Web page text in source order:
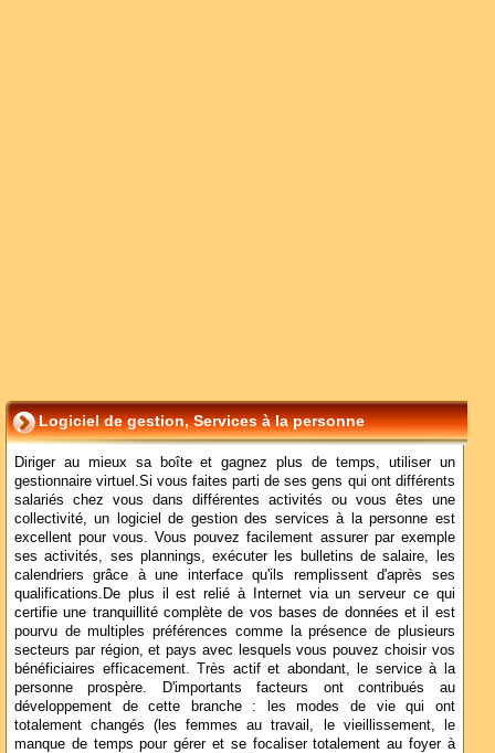
Logiciel de gestion, Services à la personne
Diriger au mieux sa boîte et gagnez plus de temps, utiliser un
gestionnaire virtuel.Si vous faites parti de ses gens qui ont différents
salariés chez vous dans différentes activités ou vous êtes une
collectivité, un logiciel de gestion des services à la personne est
excellent pour vous. Vous pouvez facilement assurer par exemple
ses activités, ses plannings, exécuter les bulletins de salaire, les
calendriers grâce à une interface qu'ils remplissent d'après ses
qualifications.De plus il est relié à Internet via un serveur ce qui
certifie une tranquillité complète de vos bases de données et il est
pourvu de multiples préférences comme la présence de plusieurs
secteurs par région, et pays avec lesquels vous pouvez choisir vos
bénéficiaires efficacement. Très actif et abondant, le service à la
personne prospère. D'importants facteurs ont contribués au
développement de cette branche : les modes de vie qui ont
totalement changés (les femmes au travail, le vieillissement, le
manque de temps pour gérer et se focaliser totalement au foyer à